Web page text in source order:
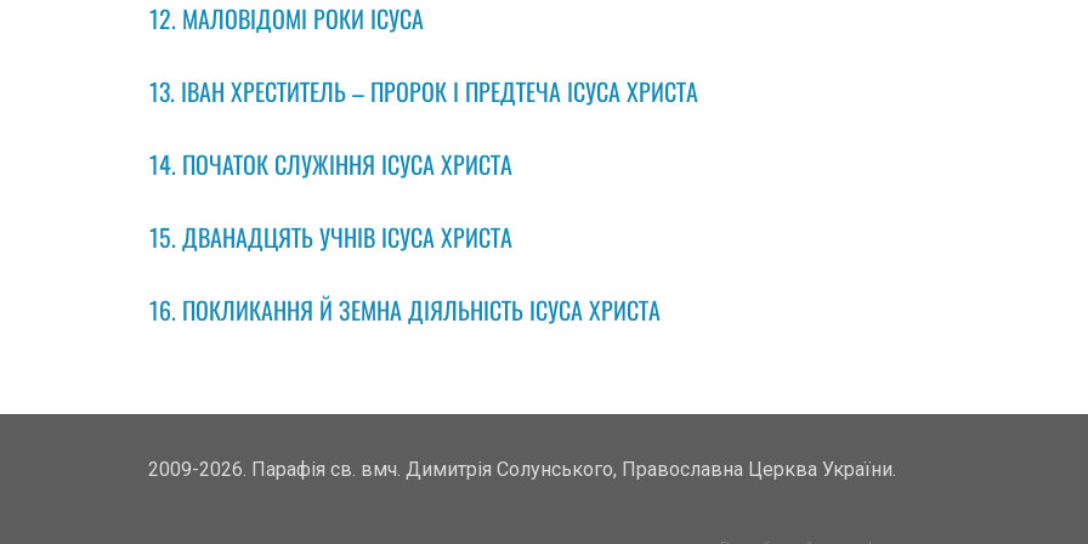
12. МАЛОВІДОМІ РОКИ ІСУСА
13. ІВАН ХРЕСТИТЕЛЬ – ПРОРОК І ПРЕДТЕЧА ІСУСА ХРИСТА
14. ПОЧАТОК СЛУЖІННЯ ІСУСА ХРИСТА
15. ДВАНАДЦЯТЬ УЧНІВ ІСУСА ХРИСТА
16. ПОКЛИКАННЯ Й ЗЕМНА ДІЯЛЬНІСТЬ ІСУСА ХРИСТА
2009-2026. Парафія св. вмч. Димитрія Солунського, Православна Церква України.